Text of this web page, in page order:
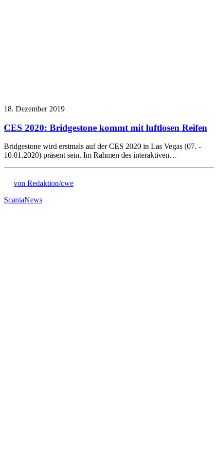
18. Dezember 2019
CES 2020: Bridgestone kommt mit luftlosen Reifen
Bridgestone wird erstmals auf der CES 2020 in Las Vegas (07. -
10.01.2020) präsent sein. Im Rahmen des interaktiven…
von Redaktion/cwe
ScaniaNews